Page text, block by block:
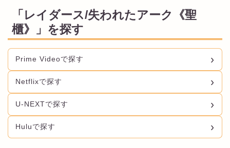
「レイダース/失われたアーク《聖
櫃》」を探す
Prime Videoで探す
Netflixで探す
U-NEXTで探す
Huluで探す